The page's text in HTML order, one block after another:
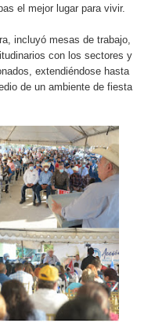
el mejor lugar para vivir.
incluyó mesas de trabajo,
con los sectores y
extendiéndose hasta
de un ambiente de fiesta